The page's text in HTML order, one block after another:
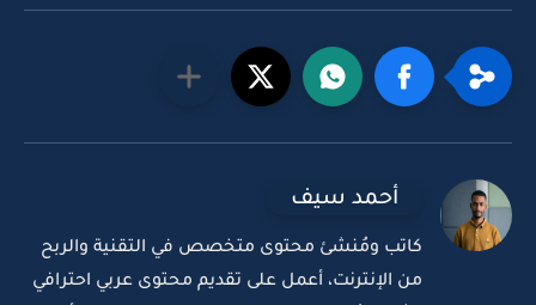
أحمد سيف
كاتب ومُنشئ محتوى متخصص في التقنية والربح
من الإنترنت، أعمل على تقديم محتوى عربي احترافي